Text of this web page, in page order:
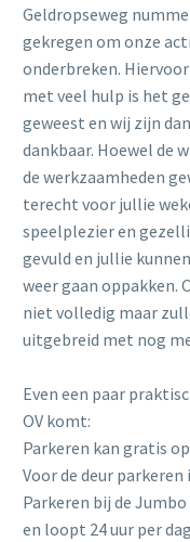
Geldropseweg
gekregen om onze
onderbreken.
met veel hulp is het
geweest en wij zijn
dankbaar. Hoewel de
de werkzaamheden
terecht voor jullie
speelplezier en
gevuld en jullie
weer gaan oppakken.
niet volledig maar
uitgebreid met nog
Even een paar
OV komt:
Parkeren kan gratis
Voor de deur
Parkeren bij de
en loopt 24 uur per